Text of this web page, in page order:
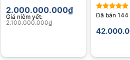
đại:Khách hàng có thể trải
nhận tư vấn chuyên sâu tại hệ
trên toàn quốc.
2.000.000.000₫
Giá niêm yết:
2.100.000.000₫
Được xếp
5 sao
Đã bán 144